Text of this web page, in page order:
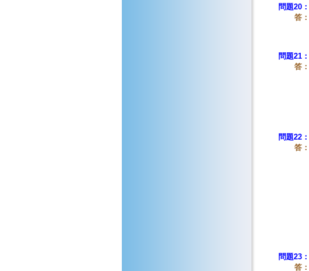
問題20：
答：
問題21：
答：
問題22：
答：
問題23：
答：